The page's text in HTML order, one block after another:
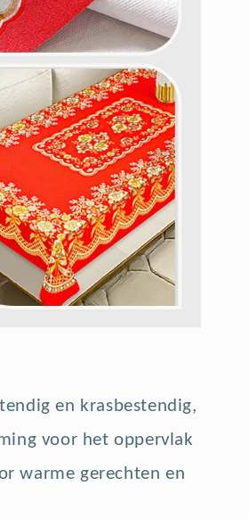
en krasbestendig,
voor het oppervlak
warme gerechten en